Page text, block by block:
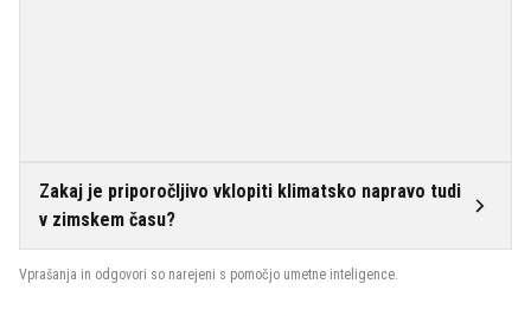
Zakaj je priporočljivo vklopiti klimatsko napravo tudi
v zimskem času?
Vprašanja in odgovori so narejeni s pomočjo umetne inteligence.